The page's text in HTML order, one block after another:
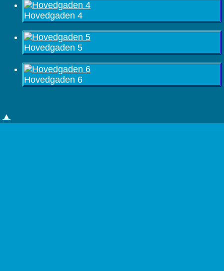
Hovedgaden 4
Hovedgaden 5
Hovedgaden 6
▲